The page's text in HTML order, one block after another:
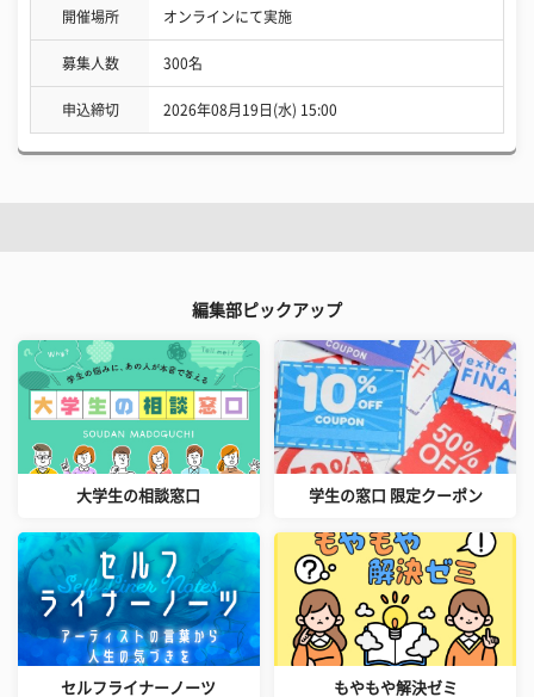
開催場所 オンラインにて実施
募集人数 300名
申込締切 2026年08月19日(水) 15:00
編集部ピックアップ
大学生の相談窓口 学生の窓口 限定クーポン
セルフライナーノーツ もやもや解決ゼミ